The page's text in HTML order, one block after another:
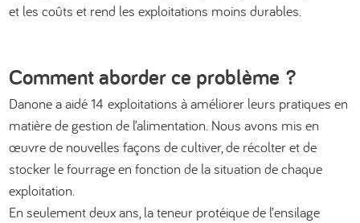
et les coûts et rend les exploitations moins durables.
Comment aborder ce problème ?
Danone a aidé 14 exploitations à améliorer leurs pratiques en
matière de gestion de l’alimentation. Nous avons mis en
œuvre de nouvelles façons de cultiver, de récolter et de
stocker le fourrage en fonction de la situation de chaque
exploitation.
En seulement deux ans, la teneur protéique de l’ensilage